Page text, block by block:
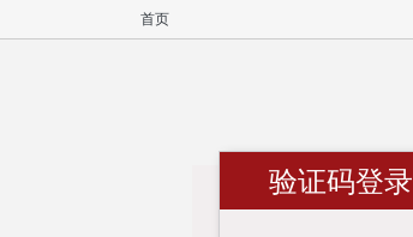
首页
验证码登录